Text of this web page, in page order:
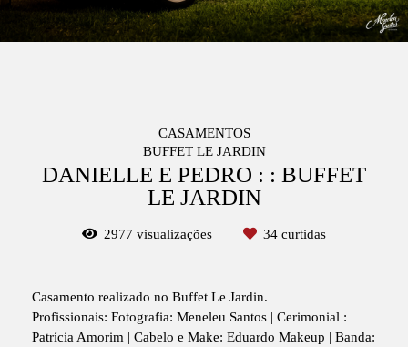
CASAMENTOS
BUFFET LE JARDIN
DANIELLE E PEDRO : : BUFFET
LE JARDIN
2977 visualizações 34 curtidas
Casamento realizado no Buffet Le Jardin.
Profissionais: Fotografia: Meneleu Santos | Cerimonial :
Patrícia Amorim | Cabelo e Make: Eduardo Makeup | Banda: